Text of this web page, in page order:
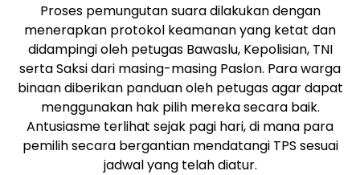
Proses pemungutan suara dilakukan dengan
menerapkan protokol keamanan yang ketat dan
didampingi oleh petugas Bawaslu, Kepolisian, TNI
serta Saksi dari masing-masing Paslon. Para warga
binaan diberikan panduan oleh petugas agar dapat
menggunakan hak pilih mereka secara baik.
Antusiasme terlihat sejak pagi hari, di mana para
pemilih secara bergantian mendatangi TPS sesuai
jadwal yang telah diatur.